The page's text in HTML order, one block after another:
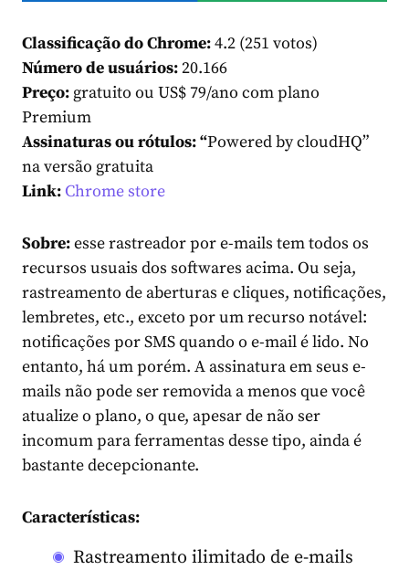
Classificação do Chrome:4.2 (251 votos)
Número de usuários:20.166
Preço: gratuito ou US$ 79/ano com plano
Premium
Assinaturas ou rótulos: “Powered by cloudHQ”
na versão gratuita
Link: Chrome store
Sobre:esse rastreador por e-mails tem todos os
recursos usuais dos softwares acima. Ou seja,
rastreamento de aberturas e cliques, notificações,
lembretes, etc., exceto por um recurso notável:
notificações por SMS quando o e-mail é lido. No
entanto, há um porém. A assinatura em seus e-
mails não pode ser removida a menos que você
atualize o plano, o que, apesar de não ser
incomum para ferramentas desse tipo, ainda é
bastante decepcionante.
Características:
Rastreamento ilimitado de e-mails